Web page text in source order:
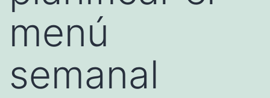
menú
semanal